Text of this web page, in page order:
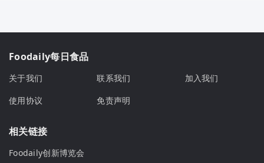
Foodaily每日食品
关于我们 联系我们
加入我们
使用协议
免责声明
相关链接
Foodaily创新博览会